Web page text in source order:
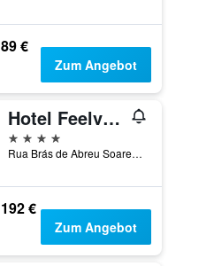
89 €
Zum Angebot
Hotel Feelviana
4 Sterne
Rua Brás de Abreu Soares, N. 222, Viana do Castelo, Distrikt Viana do Castelo, Portugal
192 €
Zum Angebot